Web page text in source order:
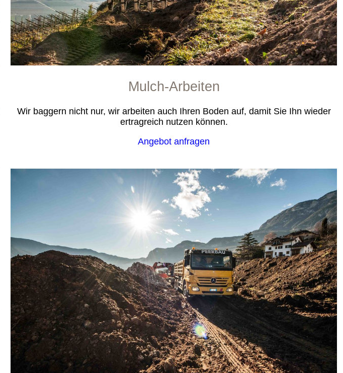
Mulch-Arbeiten
Wir baggern nicht nur, wir arbeiten auch Ihren Boden auf, damit Sie Ihn wieder
ertragreich nutzen können.
Angebot anfragen